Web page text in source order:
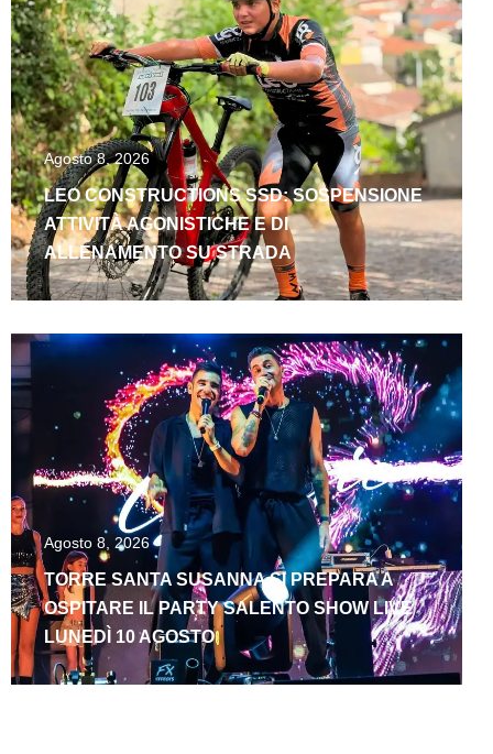
Agosto 8, 2026
LEO CONSTRUCTIONS SSD: SOSPENSIONE
ATTIVITÀ AGONISTICHE E DI
ALLENAMENTO SU STRADA
Agosto 8, 2026
TORRE SANTA SUSANNA SI PREPARA A
OSPITARE IL PARTY SALENTO SHOW LIVE
LUNEDÌ 10 AGOSTO